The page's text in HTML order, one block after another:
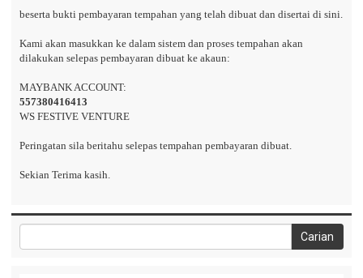
beserta bukti pembayaran tempahan yang telah dibuat dan disertai di sini.
Kami akan masukkan ke dalam sistem dan proses tempahan akan
dilakukan selepas pembayaran dibuat ke akaun:
MAYBANK ACCOUNT:
557380416413
WS FESTIVE VENTURE
Peringatan sila beritahu selepas tempahan pembayaran dibuat.
Sekian Terima kasih.